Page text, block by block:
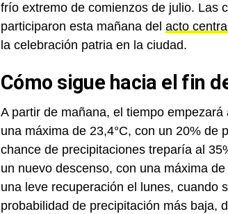
frío extremo de comienzos de julio. Las
participaron esta mañana del acto
la celebración patria en la ciudad.
Cómo sigue hacia el fin
A partir de mañana, el tiempo
una máxima de 23,4°C, con un 20% de
chance de precipitaciones treparía al
un nuevo descenso, con una máxima
una leve recuperación el lunes, cuando
probabilidad de precipitación más baja,